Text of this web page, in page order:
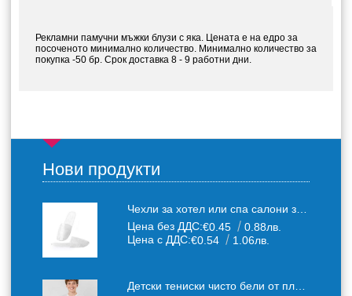
Рекламни памучни мъжки блузи с яка. Цената е на едро за
посоченото минимално количество. Минимално количество за
покупка -50 бр. Срок доставка 8 - 9 работни дни.
Нови продукти
Чехли за хотел или спа салони за еднократна употреба един размер: 36-43
Цена без ДДС:€0.45
0.88лв.
Цена с ДДС:€0.54 1.06лв.
Детски тениски чисто бели от плътен 150 г /кв.м. памучен плат